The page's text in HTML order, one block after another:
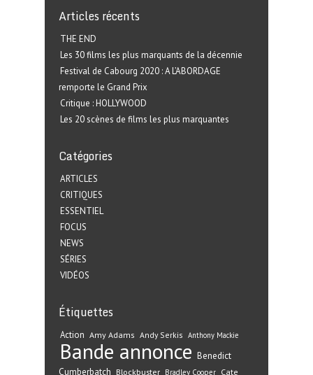
Articles récents
THE END
Les 30 films les plus marquants de la décennie
Festival de Cabourg 2020 : A L’ABORDAGE
remporte le Grand Prix
Critique : HOLLYWOOD
Les 20 scènes de films les plus marquantes
Catégories
ARTICLES
CRITIQUES
ESSENTIEL
FOCUS
NEWS
SÉRIES
VIDÉOS
Étiquettes
Action Amy Adams Andy Serkis Anthony Mackie
Bande annonce Benedict
Cumberbatch Blockbuster Bradley Cooper Cate